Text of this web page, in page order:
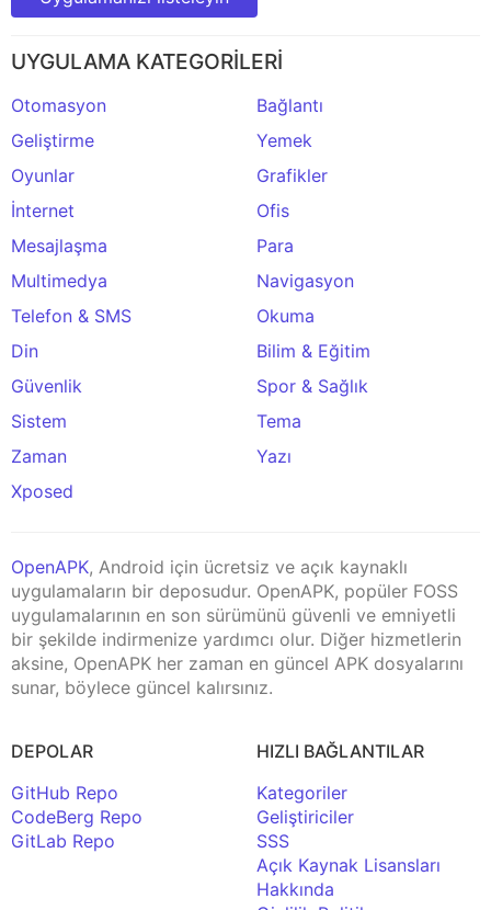
UYGULAMA KATEGORİLERİ
Otomasyon
Bağlantı
Geliştirme
Yemek
Oyunlar
Grafikler
İnternet
Ofis
Mesajlaşma
Para
Multimedya
Navigasyon
Telefon & SMS
Okuma
Din
Bilim & Eğitim
Güvenlik
Spor & Sağlık
Sistem
Tema
Zaman
Yazı
Xposed
OpenAPK, Android için ücretsiz ve açık kaynaklı
uygulamaların bir deposudur. OpenAPK, popüler FOSS
uygulamalarının en son sürümünü güvenli ve emniyetli
bir şekilde indirmenize yardımcı olur. Diğer hizmetlerin
aksine, OpenAPK her zaman en güncel APK dosyalarını
sunar, böylece güncel kalırsınız.
DEPOLAR
GitHub Repo
CodeBerg Repo
GitLab Repo
HIZLI BAĞLANTILAR
Kategoriler
Geliştiriciler
SSS
Açık Kaynak Lisansları
Hakkında